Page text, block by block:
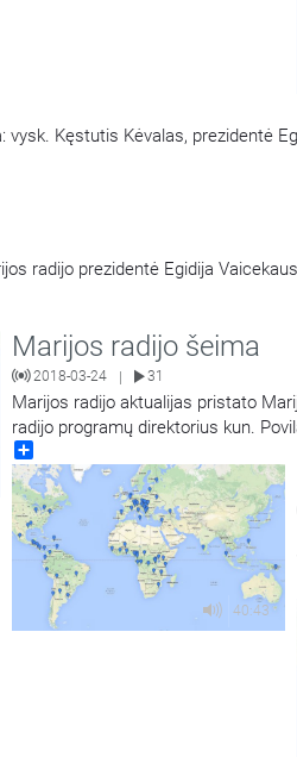
Kęstutis Kėvalas, prezidentė
radijo prezidentė Egidija
Marijos radijo šeima
2018-03-24 | 31
Marijos radijo aktualijas pristato
radijo programų direktorius kun.
40:43